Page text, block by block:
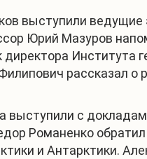
выступили ведущие
Юрий Мазуров
Института
рассказал о
выступили с
Романенко
и Антарктики.